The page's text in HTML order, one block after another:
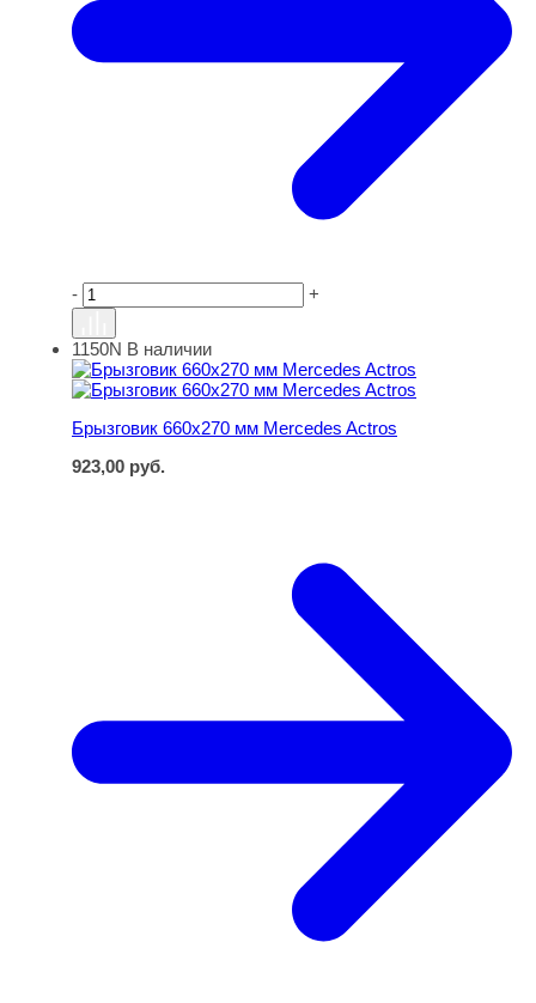
- +
Брызговик 660х270 мм Mercedes Actros
1150N В наличии
Брызговик 660х270 мм Mercedes Actros
923,00 руб.